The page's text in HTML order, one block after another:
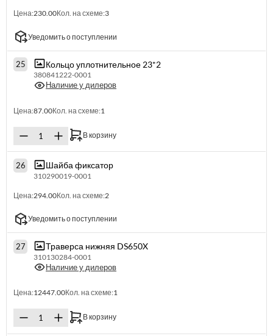
Цена:230.00Кол. на схеме:3
Уведомить о поступлении
25 Кольцо уплотнительное 23*2
380841222-0001
Наличие у дилеров
Цена:87.00Кол. на схеме:1
В корзину
26 Шайба фиксатор
310290019-0001
Цена:294.00Кол. на схеме:2
Уведомить о поступлении
27 Траверса нижняя DS650X
310130284-0001
Наличие у дилеров
Цена:12447.00Кол. на схеме:1
В корзину